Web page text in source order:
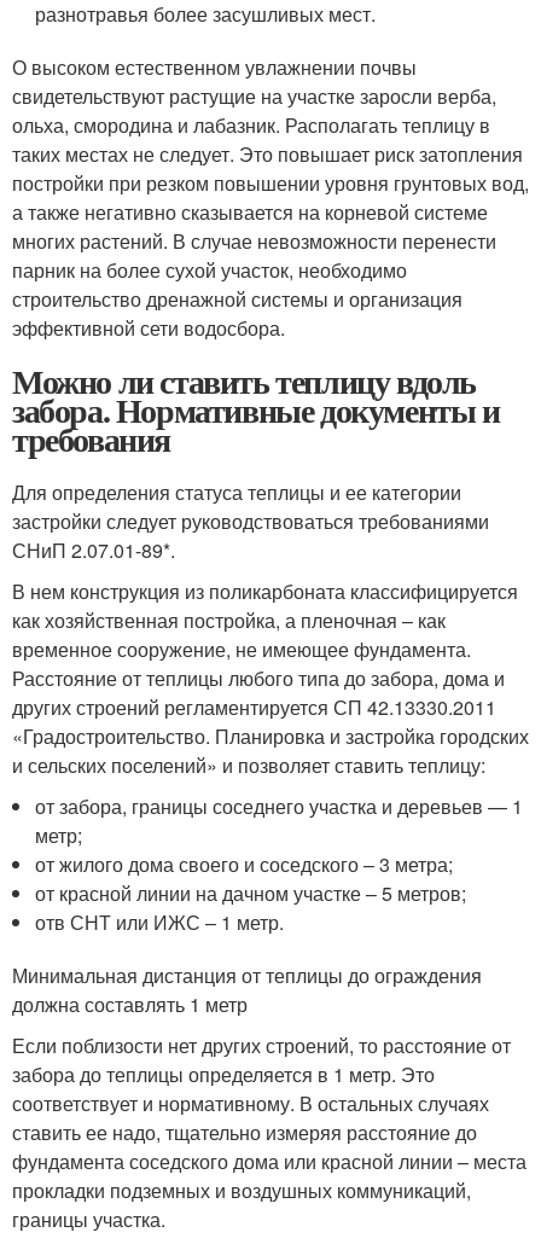
разнотравья более засушливых мест.
О высоком естественном увлажнении почвы
свидетельствуют растущие на участке заросли верба,
ольха, смородина и лабазник. Располагать теплицу в
таких местах не следует. Это повышает риск затопления
постройки при резком повышении уровня грунтовых вод,
а также негативно сказывается на корневой системе
многих растений. В случае невозможности перенести
парник на более сухой участок, необходимо
строительство дренажной системы и организация
эффективной сети водосбора.
Можно ли ставить теплицу вдоль
забора. Нормативные документы и
требования
Для определения статуса теплицы и ее категории
застройки следует руководствоваться требованиями
СНиП 2.07.01-89*.
В нем конструкция из поликарбоната классифицируется
как хозяйственная постройка, а пленочная – как
временное сооружение, не имеющее фундамента.
Расстояние от теплицы любого типа до забора, дома и
других строений регламентируется СП 42.13330.2011
«Градостроительство. Планировка и застройка городских
и сельских поселений» и позволяет ставить теплицу:
от забора, границы соседнего участка и деревьев — 1
метр;
от жилого дома своего и соседского – 3 метра;
от красной линии на дачном участке – 5 метров;
отв СНТ или ИЖС – 1 метр.
Минимальная дистанция от теплицы до ограждения
должна составлять 1 метр
Если поблизости нет других строений, то расстояние от
забора до теплицы определяется в 1 метр. Это
соответствует и нормативному. В остальных случаях
ставить ее надо, тщательно измеряя расстояние до
фундамента соседского дома или красной линии – места
прокладки подземных и воздушных коммуникаций,
границы участка.